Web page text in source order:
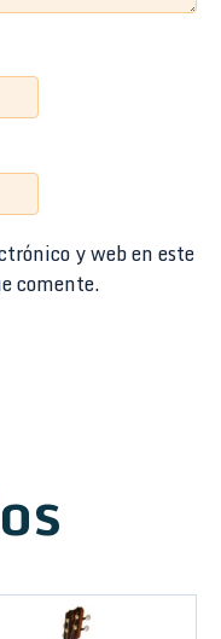
y web en este
comente.